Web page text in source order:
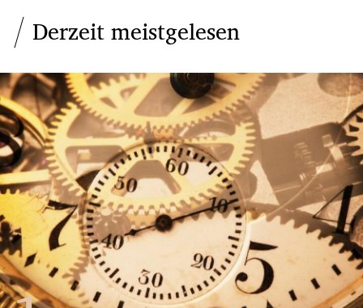
Derzeit meistgelesen